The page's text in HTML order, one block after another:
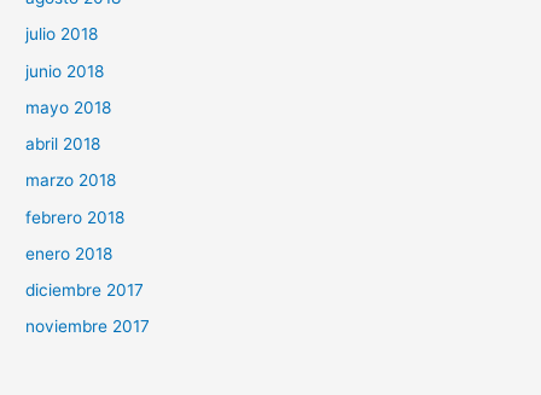
julio 2018
junio 2018
mayo 2018
abril 2018
marzo 2018
febrero 2018
enero 2018
diciembre 2017
noviembre 2017